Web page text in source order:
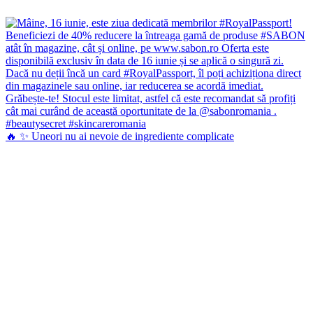
🔥 ✨ Uneori nu ai nevoie de ingrediente complicate